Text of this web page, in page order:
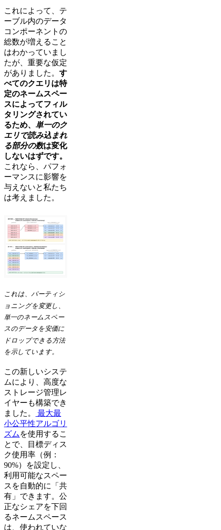
これによって、テ
ーブル内のデータ
コンポーネントの
総数が増えること
はわかっていまし
たが、重要な仮定
がありました。 す
べてのクエリは特
定のネームスペー
スによってフィル
タリングされてい
るため、 単一のク
エリで読み込まれ
る部分の数は変化
しないはずです。
これなら、パフォ
ーマンスに影響を
与えないと私たち
は考えました。
これは、パーティシ
ョニングを変更し、
単一のネームスペー
スのデータを安価に
ドロップできる方法
を示しています。
この新しいシステ
ムにより、高度な
ストレージ管理レ
イヤーも構築でき
ました。
最大最
小公平性アルゴリ
ズム を使用するこ
とで、目標ディス
ク使用率（例：
90%）を設定し、
利用可能なスペー
スを自動的に「共
有」できます。公
正なシェアを下回
るネームスペース
は、使われていな